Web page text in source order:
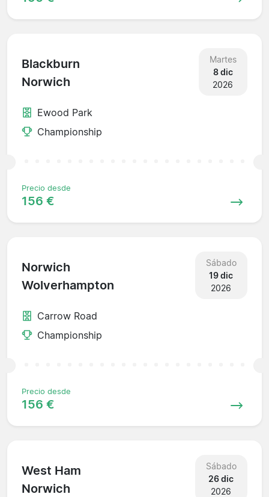
Blackburn
Norwich
Martes
8 dic
2026
Ewood Park
Championship
Precio desde
156 €
Norwich
Wolverhampton
Sábado
19 dic
2026
Carrow Road
Championship
Precio desde
156 €
West Ham
Norwich
Sábado
26 dic
2026